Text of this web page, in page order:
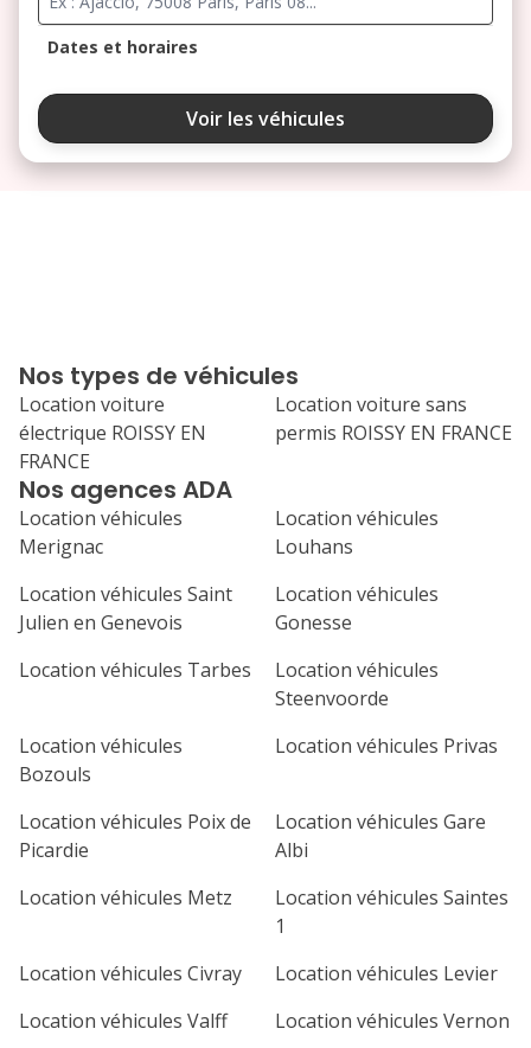
Dates et horaires
août 2026
ma me
24 25 26
31
lu ma me je
2
7 8 9 10
15 16 17
23 24
Voir les véhicules
Nos agences ADA
Location véhicules
Merignac
Location véhicules
Louhans
Location véhicules Saint
Julien en Genevois
Location véhicules
Gonesse
Location véhicules Tarbes
Location véhicules
Steenvoorde
Location véhicules
Bozouls
Location véhicules Privas
Location véhicules Poix de
Picardie
Location véhicules Gare
Albi
Location véhicules Metz
Location véhicules Saintes
1
Location véhicules Civray
Location véhicules Levier
Location véhicules Valff
Location véhicules Vernon
Nos types de véhicules
Location voiture
électrique ROISSY EN
FRANCE
Location voiture sans
permis ROISSY EN FRANCE